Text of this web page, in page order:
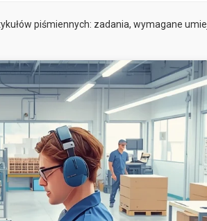
piśmiennych: zadania, wymagane